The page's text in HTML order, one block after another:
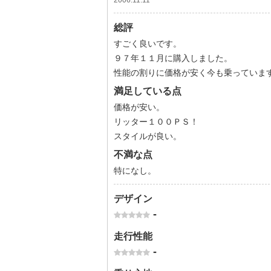
総評
すごく良いです。
９７年１１月に購入しました。
性能の割りに価格が安く今も乗っていま
満足している点
価格が安い。
リッター１００ＰＳ！
スタイルが良い。
不満な点
特になし。
デザイン
-
走行性能
-